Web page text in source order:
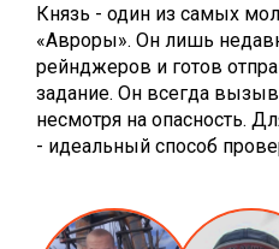
Князь - один из самых
«Авроры». Он лишь
рейнджеров и готов
задание. Он всегда
несмотря на опасность.
- идеальный способ